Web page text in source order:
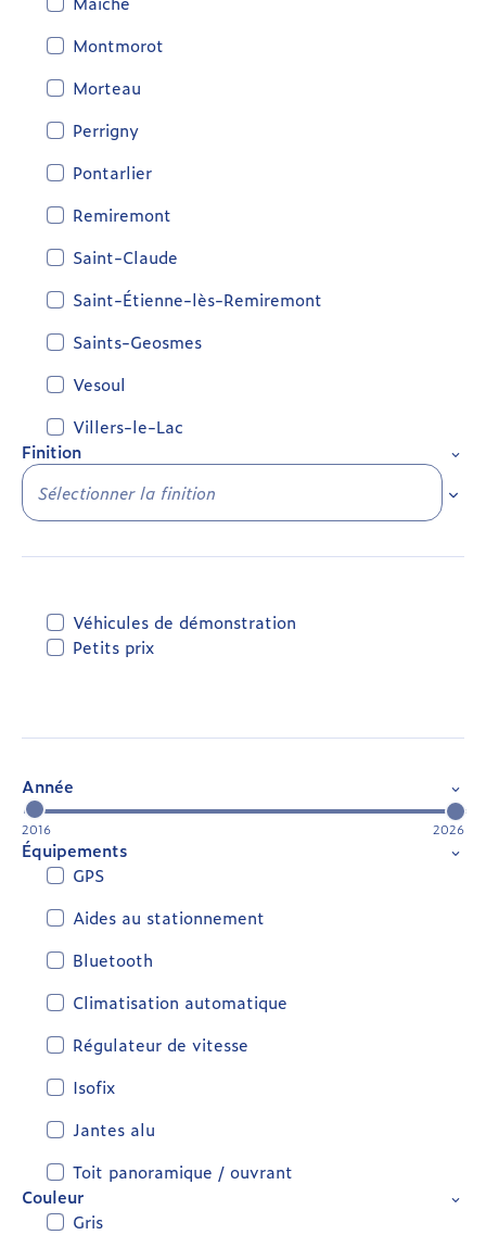
Montmorot
Morteau
Perrigny
Pontarlier
Remiremont
Saint-Claude
Saint-Étienne-lès-Remiremont
Saints-Geosmes
Vesoul
Villers-le-Lac
Finition
Véhicules de démonstration
Petits prix
Année
2016 2026
Équipements
GPS
Aides au stationnement
Bluetooth
Climatisation automatique
Régulateur de vitesse
Isofix
Jantes alu
Toit panoramique / ouvrant
Couleur
Gris